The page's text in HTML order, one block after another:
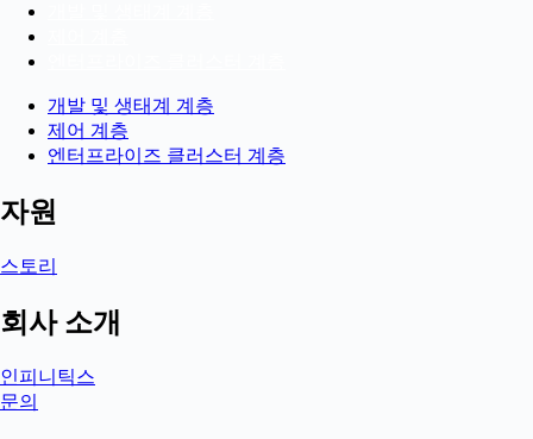
개발 및 생태계 계층
제어 계층
엔터프라이즈 클러스터 계층
자원
스토리
회사 소개
인피니틱스
문의